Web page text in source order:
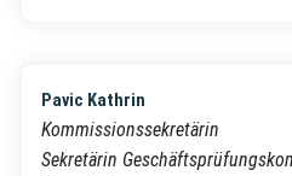
Pavic Kathrin
Kommissionssekretärin
Sekretärin